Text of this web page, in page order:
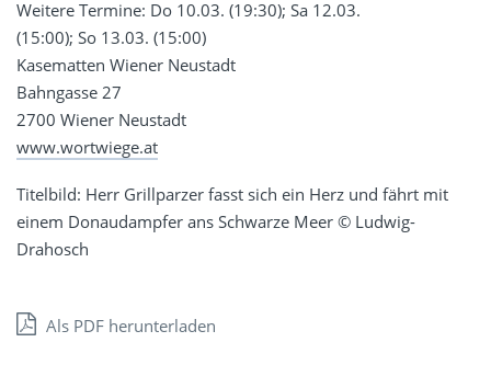
Weitere Termine: Do 10.03. (19:30); Sa 12.03.
(15:00); So 13.03. (15:00)
Kasematten Wiener Neustadt
Bahngasse 27
2700 Wiener Neustadt
www.wortwiege.at
Titelbild: Herr Grillparzer fasst sich ein Herz und fährt mit
einem Donaudampfer ans Schwarze Meer © Ludwig-
Drahosch
Als PDF herunterladen